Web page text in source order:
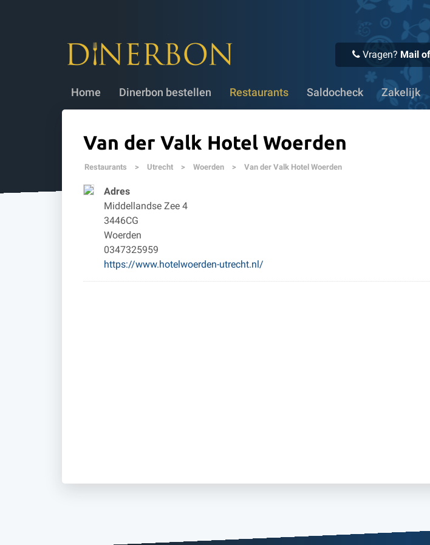
Vragen? Mail
Home Dinerbon bestellen Restaurants Saldocheck Zakelijk
✔ Voor 16:00 uur besteld, vandaag
Van der Valk Hotel Woerden
Restaurants > Utrecht > Woerden > Van der Valk Hotel Woerden
Adres
Middellandse Zee 4
3446CG
Woerden
0347325959
https://www.hotelwoerden-utrecht.nl/